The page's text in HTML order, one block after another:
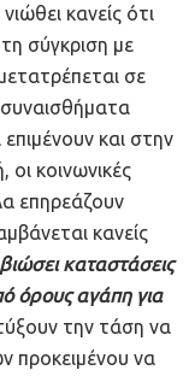
κανείς ότι
σύγκριση με
σε
και στην
οι κοινωνικές
επηρεάζουν
κανείς
καταστάσεις
όρους αγάπη για
την τάση να
προκειμένου να